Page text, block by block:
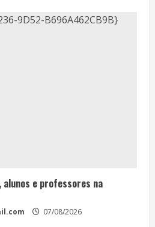
e professores na
07/08/2026